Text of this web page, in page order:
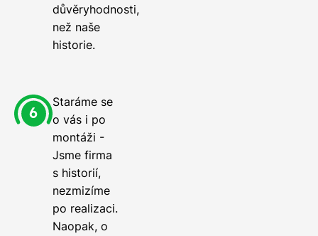
důvěryhodnosti,
než naše
historie.
Staráme se
o vás i po
montáži -
Jsme firma
s historií,
nezmizíme
po realizaci.
Naopak, o